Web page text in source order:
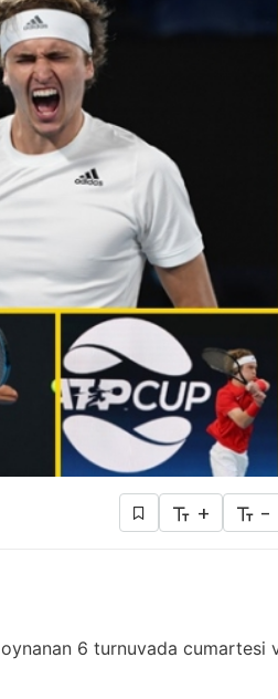
+ -
oynanan 6 turnuvada